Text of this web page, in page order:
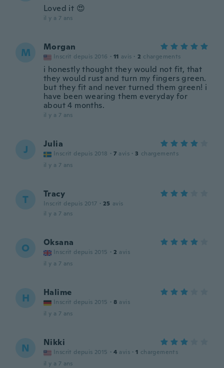
Loved it 😍
il y a 7 ans
M Morgan
Inscrit depuis 2016 · 11 avis · 2 chargements
i honestly thought they would not fit, that
they would rust and turn my fingers green.
but they fit and never turned them green! i
have been wearing them everyday for
about 4 months.
il y a 7 ans
J Julia
Inscrit depuis 2018 · 7 avis · 3 chargements
il y a 7 ans
T Tracy
Inscrit depuis 2017 · 25 avis
il y a 7 ans
O Oksana
Inscrit depuis 2015 · 2 avis
il y a 7 ans
H Halime
Inscrit depuis 2015 · 8 avis
il y a 7 ans
N Nikki
Inscrit depuis 2015 · 4 avis · 1 chargements
il y a 7 ans